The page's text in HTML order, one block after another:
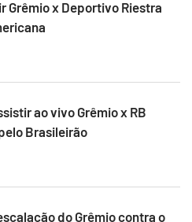
Grêmio x Deportivo Riestra
ao vivo Grêmio x RB
Brasileirão
do Grêmio contra o